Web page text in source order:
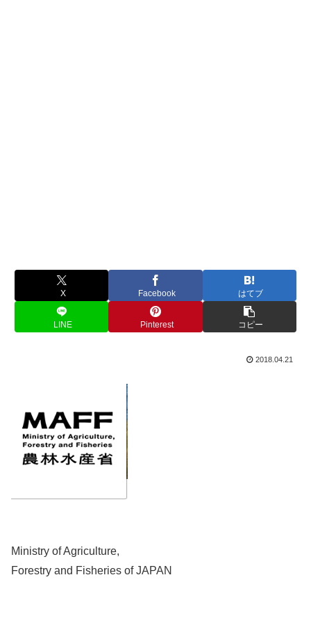
X Facebook はてブ
LINE Pinterest コピー
2018.04.21
Ministry of Agriculture,
Forestry and Fisheries of JAPAN